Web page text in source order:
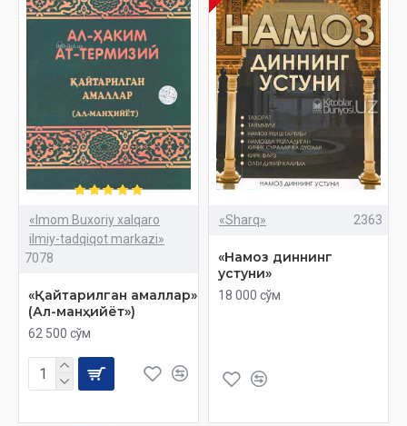
«Imom Buxoriy xalqaro
ilmiy-tadqiqot markazi»
7078
«Қайтарилган амаллар»
(Ал-манҳийёт»)
62 500 сўм
«Sharq» 2363
«Намоз диннинг
устуни»
18 000 сўм